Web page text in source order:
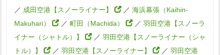
／ 成田空港【スノーライナー】 ／ 海浜幕張（Kaihin-
Makuhari）
／ 町田（Machida） ／ 羽田空港【スノーラ
イナー（シャトル）】
／ 羽田空港【スノーライナー（シャ
トル）】
／ 羽田空港【スノーライナー】 ／ 羽田空港